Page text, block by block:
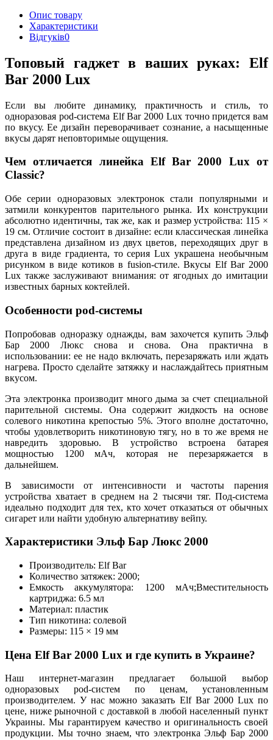
Опис товару
Характеристики
Відгуків0
Топовый гаджет в ваших руках: Elf
Bar 2000 Lux
Если вы любите динамику, практичность и стиль, то
одноразовая pod-система Elf Bar 2000 Lux точно придется вам
по вкусу. Ее дизайн переворачивает сознание, а насыщенные
вкусы дарят неповторимые ощущения.
Чем отличается линейка Elf Bar 2000 Lux от
Classic?
Обе серии одноразовых электронок стали популярными и
затмили конкурентов парительного рынка. Их конструкции
абсолютно идентичны, так же, как и размер устройства: 115 ×
19 см. Отличие состоит в дизайне: если классическая линейка
представлена дизайном из двух цветов, переходящих друг в
друга в виде градиента, то серия Lux украшена необычным
рисунком в виде котиков в fusion-стиле. Вкусы Elf Bar 2000
Lux также заслуживают внимания: от ягодных до имитации
известных барных коктейлей.
Особенности pod-системы
Попробовав одноразку однажды, вам захочется купить Эльф
Бар 2000 Люкс снова и снова. Она практична в
использовании: ее не надо включать, перезаряжать или ждать
нагрева. Просто сделайте затяжку и наслаждайтесь приятным
вкусом.
Эта электронка производит много дыма за счет специальной
парительной системы. Она содержит жидкость на основе
солевого никотина крепостью 5%. Этого вполне достаточно,
чтобы удовлетворить никотиновую тягу, но в то же время не
навредить здоровью. В устройство встроена батарея
мощностью 1200 мАч, которая не перезаряжается в
дальнейшем.
В зависимости от интенсивности и частоты парения
устройства хватает в среднем на 2 тысячи тяг. Под-система
идеально подходит для тех, кто хочет отказаться от обычных
сигарет или найти удобную альтернативу вейпу.
Характеристики Эльф Бар Люкс 2000
Производитель: Elf Bar
Количество затяжек: 2000;
Емкость аккумулятора: 1200 мАч;Вместительность
картриджа: 6.5 мл
Материал: пластик
Тип никотина: солевой
Размеры: 115 × 19 мм
Цена Elf Bar 2000 Lux и где купить в Украине?
Наш интернет-магазин предлагает большой выбор
одноразовых pod-систем по ценам, установленным
производителем. У нас можно заказать Elf Bar 2000 Lux по
цене, ниже рыночной с доставкой в любой населенный пункт
Украины. Мы гарантируем качество и оригинальность своей
продукции. Мы точно знаем, что электронка Эльф Бар 2000